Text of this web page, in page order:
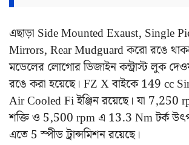
এছাড়া Side Mounted Exaust, Single
Mirrors, Rear Mudguard করো রঙে
মডেলের লোগোর ডিজাইন কন্ট্রাস্ট লুক
রঙে করা হয়েছে।FZ X বাইকে 149 cc
Air Cooled Fi ইঞ্জিন রয়েছে। যা 7,250
শক্তি ও 5,500 rpm এ 13.3 Nm টর্ক
এতে 5 স্পীড ট্রান্সমিশন রয়েছে।